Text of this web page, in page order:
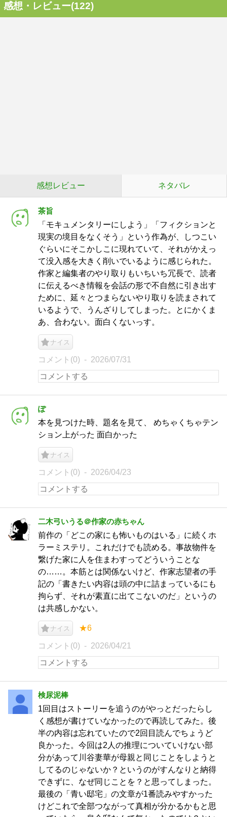
感想・レビュー(122)
感想レビュー ネタバレ
茶旨
「モキュメンタリーにしよう」「フィクションと
現実の境目をなくそう」という作為が、しつこい
ぐらいにそこかしこに現れていて、それがかえっ
て没入感を大きく削いでいるように感じられた。
作家と編集者のやり取りもいちいち冗長で、読者
に伝えるべき情報を会話の形で不自然に引き出す
ために、延々とつまらないやり取りを読まされて
いるようで、うんざりしてしまった。とにかくま
あ、合わない。面白くないっす。
ナイス
コメント(0) 2026/07/31
ぽ
本を見つけた時、題名を見て、 めちゃくちゃテン
ション上がった 面白かった
ナイス
コメント(0) 2026/04/23
二木弓いうる＠作家の赤ちゃん
前作の「どこの家にも怖いものはいる」に続くホ
ラーミステリ。これだけでも読める。事故物件を
繋げた家に人を住まわすってどういうことな
の……。本筋とは関係ないけど、作家志望者の手
記の「書きたい内容は頭の中に詰まっているにも
拘らず、それが素直に出てこないのだ」というの
は共感しかない。
ナイス ★6
コメント(0) 2026/04/21
検尿泥棒
1回目はストーリーを追うのがやっとだったらし
く感想が書けていなかったので再読してみた。後
半の内容は忘れていたので2回目読んでちょうど
良かった。今回は2人の推理についていけない部
分があって川谷妻華が母親と同じことをしようと
してるのじゃないか？というのがすんなりと納得
できずに、なぜ同じことを？と思ってしまった。
最後の「青い邸宅」の文章が1番読みやすかった
けどこれで全部つながって真相が分かるかもと思